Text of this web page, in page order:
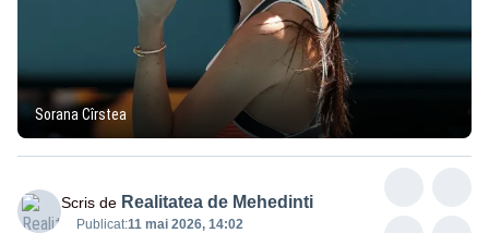
Sorana Cîrstea
Scris de Realitatea de Mehedinti
Publicat:11 mai 2026, 14:02